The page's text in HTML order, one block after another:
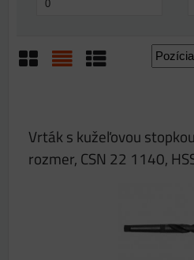
Vrták s kužeľovou
rozmer, CSN 22 1140,